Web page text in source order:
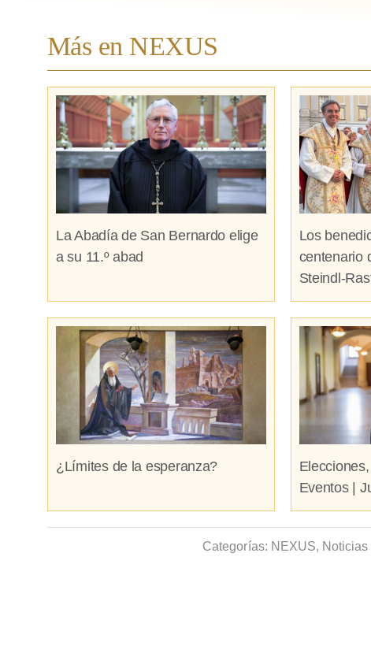
Más en NEXUS
La Abadía de San Bernardo elige
a su 11.º abad
Los
centenario
Steindl-
¿Límites de la esperanza?
Eventos |
Categorías: NEXUS, Noticias